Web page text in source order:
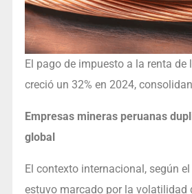
El pago de impuesto a la renta de
creció un 32% en 2024,
Empresas mineras peruanas
global
El contexto internacional, según
estuvo marcado por la volatilidad